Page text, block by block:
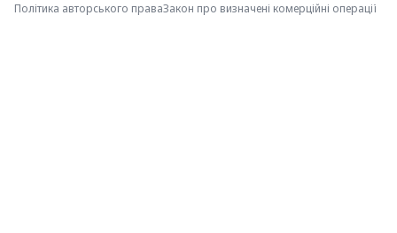
Політика авторського праваЗакон про визначені комерційні операції